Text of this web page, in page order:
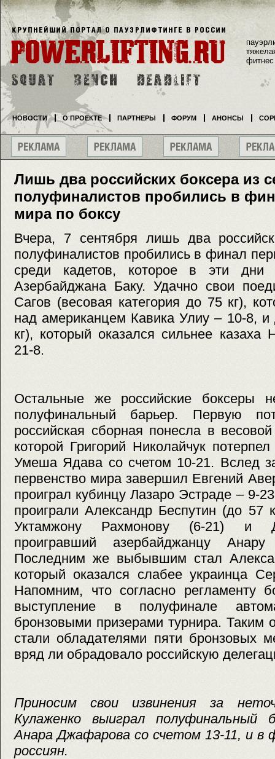
Лишь два российских боксера из
полуфиналистов пробились в
мира по боксу
Вчера, 7 сентября лишь два
полуфиналистов пробились в финал
среди кадетов, которое в эти дни
Азербайджана Баку. Удачно свои
Сагов (весовая категория до 75 кг),
над американцем Кавика Улиу – 10-8,
кг), который оказался сильнее казаха
21-8.
Остальные же российские боксеры
полуфинальный барьер. Первую
российская сборная понесла в
которой Григорий Николайчук
Умеша Ядава со счетом 10-21. Вслед
первенство мира завершил Евгений
проиграл кубинцу Лазаро Эстраде – 9-
проиграли Александр Беспутин (до 57
Уктамжону Рахмонову (6-21) и
проигравший азербайджанцу
Последним же выбывшим стал
который оказался слабее украинца
Напомним, что согласно регламенту
выступление в полуфинале
бронзовыми призерами турнира. Таким
стали обладателями пяти бронзовых
вряд ли обрадовало российскую
Приносим свои извинения за
Кулаженко выиграл полуфинальный
Анара Джафарова со счетом 13-11, и в
россиян.
фитнес
НОВОСТИ О ПРОЕКТЕ ПАРТНЕРЫ ФОРУМ АНОНСЫ